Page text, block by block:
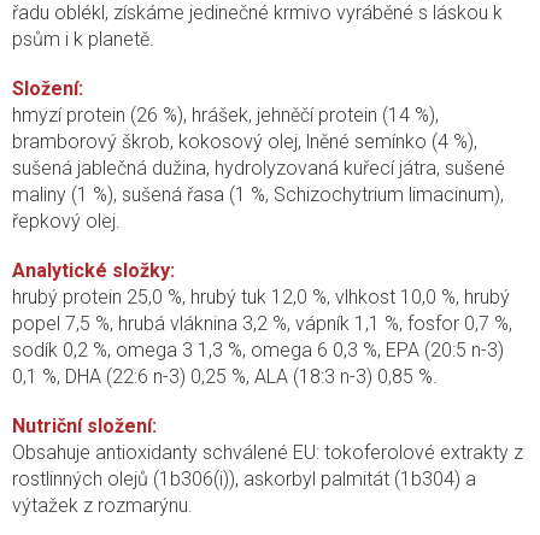
řadu oblékl, získáme jedinečné krmivo vyráběné s láskou k
psům i k planetě.
Složení:
hmyzí protein (26 %), hrášek, jehněčí protein (14 %),
bramborový škrob, kokosový olej, lněné semínko (4 %),
sušená jablečná dužina, hydrolyzovaná kuřecí játra, sušené
maliny (1 %), sušená řasa (1 %, Schizochytrium limacinum),
řepkový olej.
Analytické složky:
hrubý protein 25,0 %, hrubý tuk 12,0 %, vlhkost 10,0 %, hrubý
popel 7,5 %, hrubá vláknina 3,2 %, vápník 1,1 %, fosfor 0,7 %,
sodík 0,2 %, omega 3 1,3 %, omega 6 0,3 %, EPA (20:5 n-3)
0,1 %, DHA (22:6 n-3) 0,25 %, ALA (18:3 n-3) 0,85 %.
Nutriční složení:
Obsahuje antioxidanty schválené EU: tokoferolové extrakty z
rostlinných olejů (1b306(i)), askorbyl palmitát (1b304) a
výtažek z rozmarýnu.